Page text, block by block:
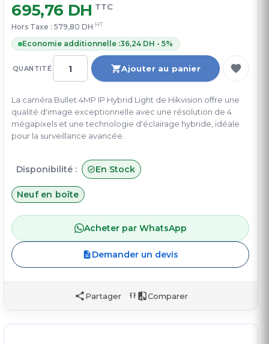
QUANTITÉ Ajouter au panier
695,76 DH TTC
Hors Taxe : 579,80 DH HT
Economie additionnelle :36,24 DH - 5%
La caméra Bullet 4MP IP Hybrid Light de Hikvision offre une
qualité d'image exceptionnelle avec une résolution de 4
mégapixels et une technologie d'éclairage hybride, idéale
pour la surveillance avancée.
Disponibilité : En Stock
Neuf en boîte
Acheter par WhatsApp
Demander un devis
Partager Comparer